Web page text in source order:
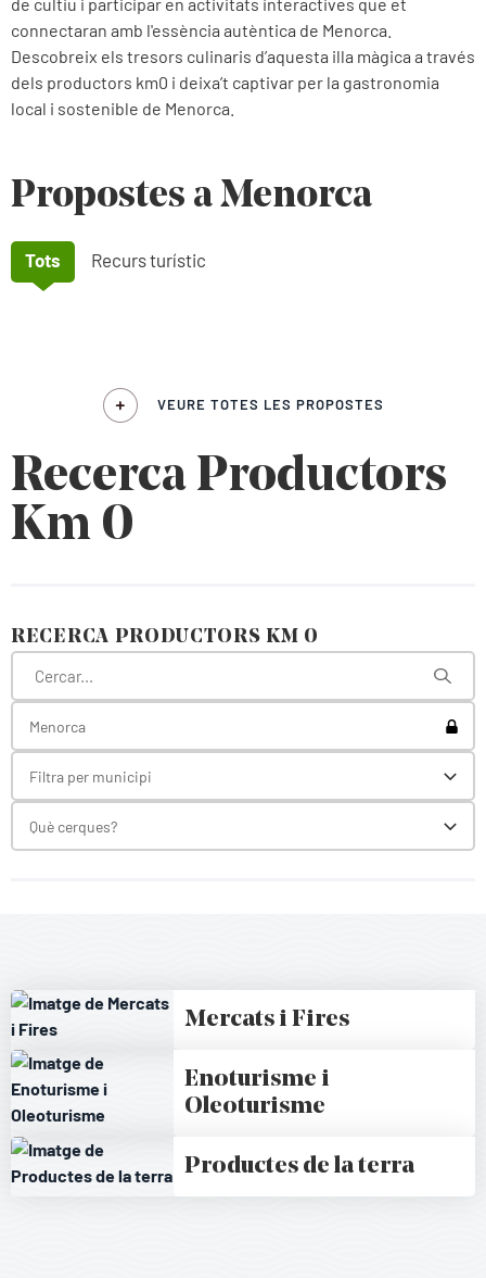
connectaran amb l'essència autèntica de Menorca.
Descobreix els tresors culinaris d’aquesta illa màgica a través
dels productors km0 i deixa’t captivar per la gastronomia
local i sostenible de Menorca.
Propostes a Menorca
Tots Recurs turístic
VEURE TOTES LES PROPOSTES
Recerca Productors
Km 0
RECERCA PRODUCTORS KM 0
Menorca
Filtra per municipi
Què cerques?
Mercats i Fires
Enoturisme i
Oleoturisme
Productes de la terra